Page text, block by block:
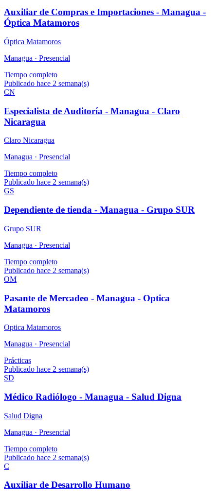
Auxiliar de Compras e Importaciones - Managua -
Óptica Matamoros
Óptica Matamoros
Managua · Presencial
Tiempo completo
Publicado hace 2 semana(s)
CN
Especialista de Auditoría - Managua - Claro
Nicaragua
Claro Nicaragua
Managua · Presencial
Tiempo completo
Publicado hace 2 semana(s)
GS
Dependiente de tienda - Managua - Grupo SUR
Grupo SUR
Managua · Presencial
Tiempo completo
Publicado hace 2 semana(s)
OM
Pasante de Mercadeo - Managua - Optica
Matamoros
Optica Matamoros
Managua · Presencial
Prácticas
Publicado hace 2 semana(s)
SD
Médico Radiólogo - Managua - Salud Digna
Salud Digna
Managua · Presencial
Tiempo completo
Publicado hace 2 semana(s)
C
Auxiliar de Desarrollo Humano